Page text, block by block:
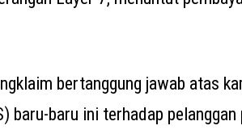
bertanggung jawab atas
baru-baru ini terhadap pelanggan